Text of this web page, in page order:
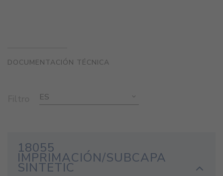
DOCUMENTACIÓN TÉCNICA
ES
18055
IMPRIMACIÓN/SUBCAPA
SINTETIC